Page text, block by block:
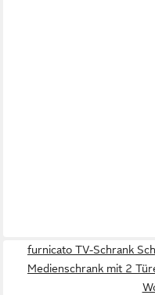
furnicato TV-Schrank
Medienschrank mit 2